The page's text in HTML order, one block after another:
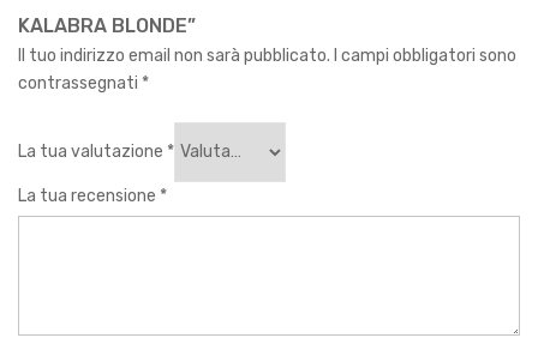
KALABRA BLONDE”
Il tuo indirizzo email non sarà pubblicato. I campi obbligatori sono
contrassegnati *
La tua valutazione *
La tua recensione *